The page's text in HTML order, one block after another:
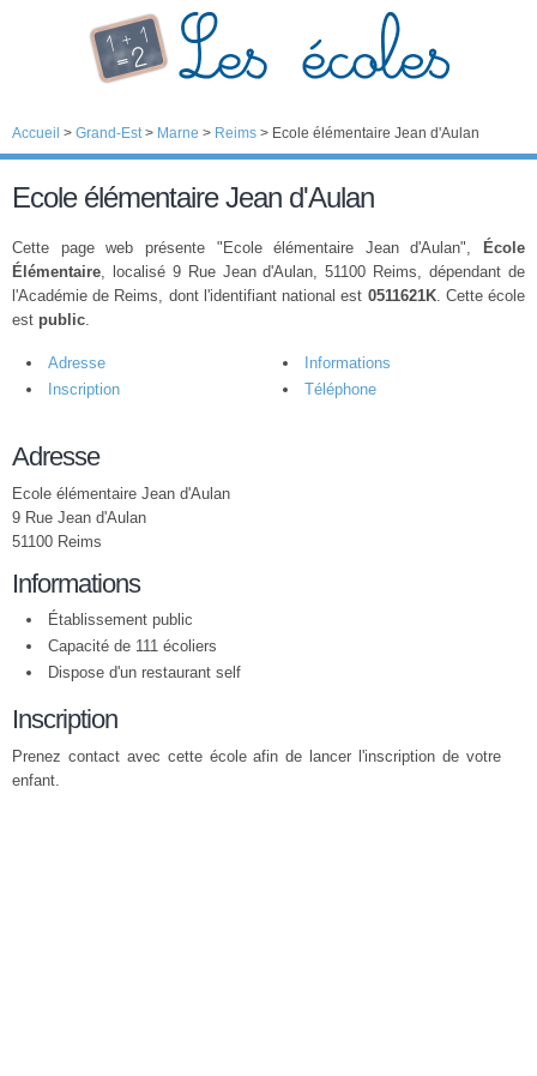
Accueil > Grand-Est> Marne > Reims > Ecole élémentaire Jean d'Aulan
Ecole élémentaire Jean d'Aulan
Cette page web présente "Ecole élémentaire Jean d'Aulan",
École
Élémentaire, localisé 9 Rue Jean d'Aulan, 51100 Reims, dépendant de
l'Académie de Reims, dont l'identifiant national est 0511621K. Cette école
est public.
Adresse
Informations
Inscription
Téléphone
Adresse
Ecole élémentaire Jean d'Aulan
9 Rue Jean d'Aulan
51100 Reims
Informations
Établissement public
Capacité de 111 écoliers
Dispose d'un restaurant self
Inscription
Prenez contact avec cette école afin de lancer l'inscription de votre
enfant.